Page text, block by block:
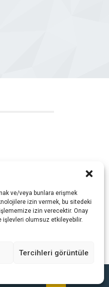
ve/veya bunlara erişmek
izin vermek, bu sitedeki
izin verecektir. Onay
işlevleri olumsuz etkileyebilir.
Tercihleri görüntüle